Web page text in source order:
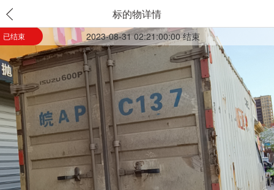
标的物详情
已结束 2023-08-31 02:21:00:00 结束